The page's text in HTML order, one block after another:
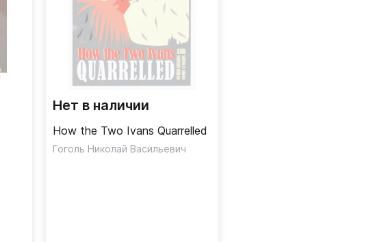
Нет в наличии
How the Two Ivans Quarrelled
Гоголь Николай Васильевич